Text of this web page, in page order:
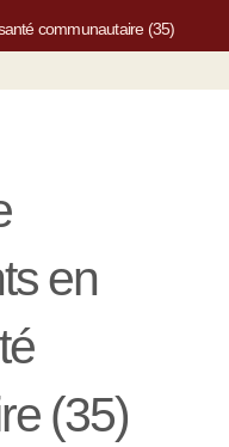
communautaire (35)
en
(35)